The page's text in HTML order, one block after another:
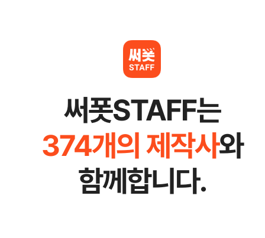
써폿STAFF는
374개의 제작사와
함께합니다.